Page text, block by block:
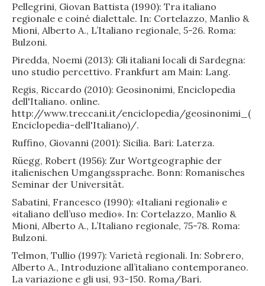
Pellegrini, Giovan Battista (1990): Tra italiano
regionale e coiné dialettale. In: Cortelazzo, Manlio &
Mioni, Alberto A., L’Italiano regionale, 5-26. Roma:
Bulzoni.
Piredda, Noemi (2013): Gli italiani locali di Sardegna:
uno studio percettivo. Frankfurt am Main: Lang.
Regis, Riccardo (2010): Geosinonimi, Enciclopedia
dell'Italiano. online.
http://www.treccani.it/enciclopedia/geosinonimi_(
Enciclopedia-dell'Italiano)/.
Ruffino, Giovanni (2001): Sicilia. Bari: Laterza.
Rüegg, Robert (1956): Zur Wortgeographie der
italienischen Umgangssprache. Bonn: Romanisches
Seminar der Universität.
Sabatini, Francesco (1990): «Italiani regionali» e
«italiano dell’uso medio». In: Cortelazzo, Manlio &
Mioni, Alberto A., L’Italiano regionale, 75-78. Roma:
Bulzoni.
Telmon, Tullio (1997): Varietà regionali. In: Sobrero,
Alberto A., Introduzione all’italiano contemporaneo.
La variazione e gli usi, 93-150. Roma/Bari.